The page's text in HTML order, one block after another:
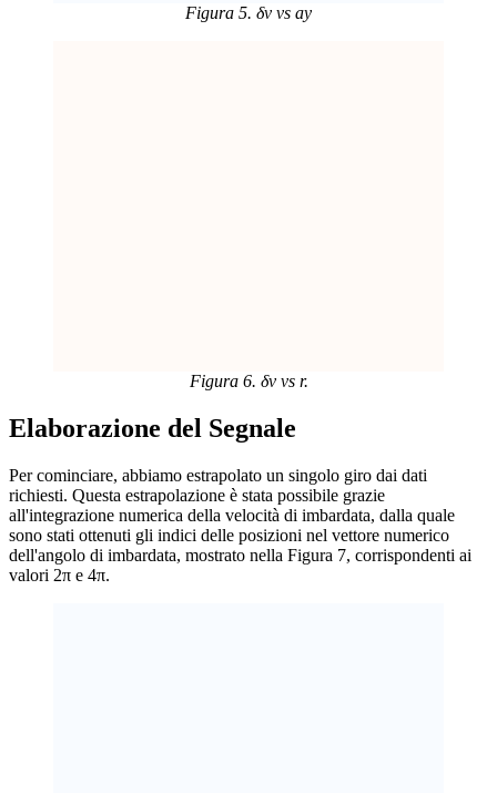
Figura 5. δv vs ay
Figura 6. δv vs r.
Elaborazione del Segnale
Per cominciare, abbiamo estrapolato un singolo giro dai dati
richiesti. Questa estrapolazione è stata possibile grazie
all'integrazione numerica della velocità di imbardata, dalla quale
sono stati ottenuti gli indici delle posizioni nel vettore numerico
dell'angolo di imbardata, mostrato nella Figura 7, corrispondenti ai
valori 2π e 4π.